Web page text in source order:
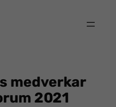
medverkar
2021